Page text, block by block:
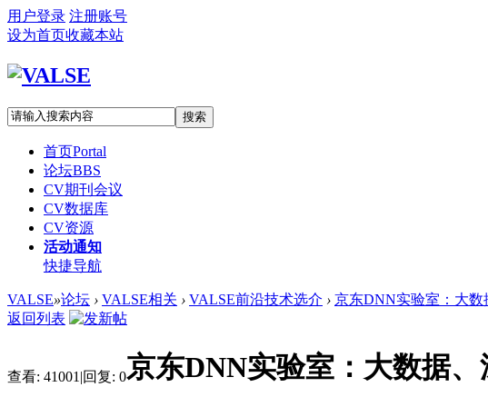
用户登录 注册账号
设为首页收藏本站
搜索
首页Portal
论坛BBS
CV期刊会议
CV数据库
CV资源
活动通知
快捷导航
VALSE»论坛 › VALSE相关 › VALSE前沿技术选介 › 京东DNN实验室：大数
返回列表
查看: 41001 |回复: 0京东DNN实验室：大数据